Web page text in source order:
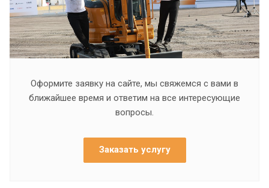
Оформите заявку на сайте, мы свяжемся с вами в
ближайшее время и ответим на все интересующие
вопросы.
Заказать услугу